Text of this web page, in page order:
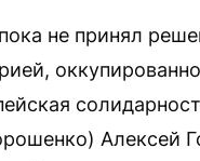
не принял
Алексей